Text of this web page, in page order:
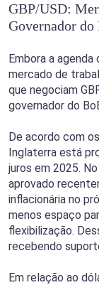
GBP/USD:
Governador
Embora a
mercado de
que negociam
governador do
De acordo com
Inglaterra está
juros em 2025.
aprovado
inflacionária no
menos espaço
flexibilização.
recebendo
Em relação ao